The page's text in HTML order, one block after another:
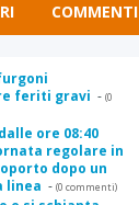
COMMENTI
feriti gravi - (0
ore 08:40
regolare in
dopo un
linea - (0 commenti)